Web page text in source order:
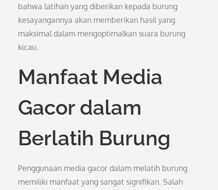
bahwa latihan yang diberikan kepada burung
kesayangannya akan memberikan hasil yang
maksimal dalam mengoptimalkan suara burung
kicau.
Manfaat Media
Gacor dalam
Berlatih Burung
Penggunaan media gacor dalam melatih burung
memiliki manfaat yang sangat signifikan. Salah